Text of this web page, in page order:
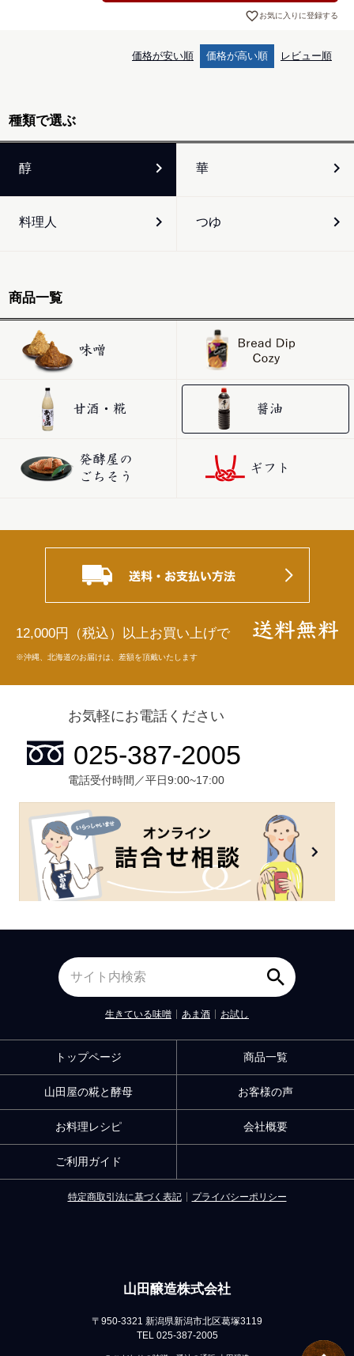
お気に入りに登録する
価格が安い順 価格が高い順 レビュー順
種類で選ぶ
醇 華
料理人 つゆ
商品一覧
12,000円（税込）以上お買い上げで
※沖縄、北海道のお届けは、差額を頂戴いたします
お気軽にお電話ください
電話受付時間／平日9:00~17:00
生きている味噌 あま酒 お試し
トップページ 商品一覧
山田屋の糀と酵母 お客様の声
お料理レシピ 会社概要
ご利用ガイド
特定商取引法に基づく表記 プライバシーポリシー
山田醸造株式会社
〒950-3321 新潟県新潟市北区葛塚3119
TEL 025-387-2005